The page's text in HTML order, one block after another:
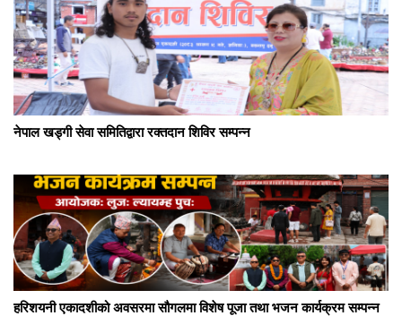
नेपाल खड्गी सेवा समितिद्वारा रक्तदान शिविर सम्पन्न
हरिशयनी एकादशीको अवसरमा सौगलमा विशेष पूजा तथा भजन कार्यक्रम सम्पन्न